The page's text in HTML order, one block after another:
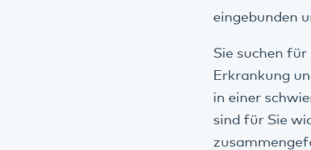
eingebunden
Sie suchen
Erkrankung
in einer
sind für Sie